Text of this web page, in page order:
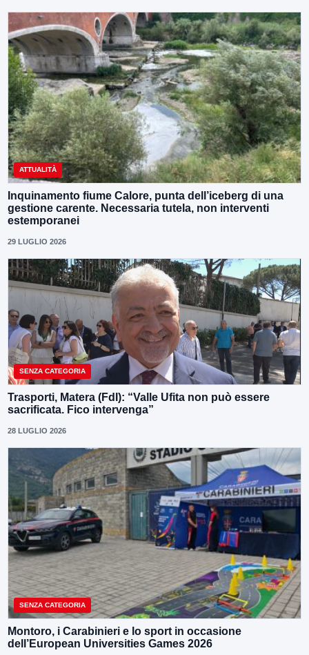
ATTUALITÀ
Inquinamento fiume Calore, punta dell’iceberg di una
gestione carente. Necessaria tutela, non interventi
estemporanei
29 LUGLIO 2026
SENZA CATEGORIA
Trasporti, Matera (FdI): “Valle Ufita non può essere
sacrificata. Fico intervenga”
28 LUGLIO 2026
SENZA CATEGORIA
Montoro, i Carabinieri e lo sport in occasione
dell’European Universities Games 2026